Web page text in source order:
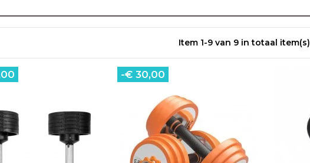
Item 1-9 van 9 in totaal item(s)
-€ 30,00